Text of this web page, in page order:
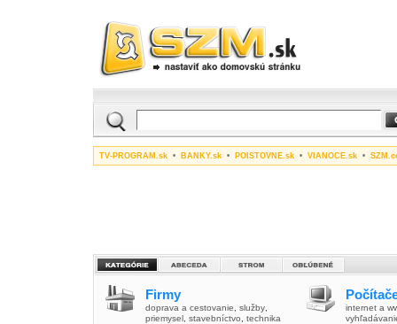
TV-PROGRAM.sk • BANKY.sk • POISTOVNE.sk • VIANOCE.sk •
Firmy
doprava a cestovanie služby
priemysel stavebníctvo technika
internet a